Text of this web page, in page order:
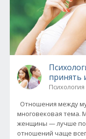
принять
Психология
Отношения между
многовековая тема.
женщины — лучше
отношений чаще